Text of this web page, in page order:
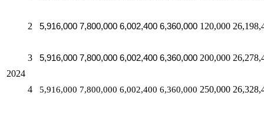
2024
2 5,916,000 7,800,000 6,002,400 6,360,000 120,000
3 5,916,000 7,800,000 6,002,400 6,360,000 200,000
4 5,916,000 7,800,000 6,002,400 6,360,000 250,000